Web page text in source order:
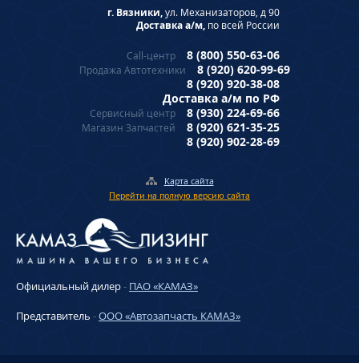
г. Вязники,ул. Механизаторов, д 90
Доставка а/м, по всей России
Call-центр 8 (800) 550-63-06
Продажа Автотехники
8 (920) 620-99-69
8 (920) 920-38-08
Доставка а/м по РФ
Сервисный центр 8 (930) 224-69-66
Магазин Запчастей
8 (920) 621-35-25
8 (920) 902-28-69
Карта сайта
Перейти на полную версию сайта
Официальный дилер- ПАО «КАМАЗ»
Представитель -ООО «Автозапчасть КАМАЗ»